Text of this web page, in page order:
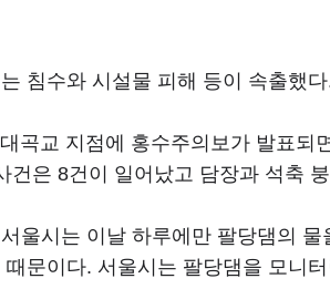
침수와 시설물 피해 등이 속출했
곡교 지점에 홍수주의보가 발표되
건은 8건이 일어났고 담장과 석축
울시는 이날 하루에만 팔당댐의
문이다. 서울시는 팔당댐을 모니